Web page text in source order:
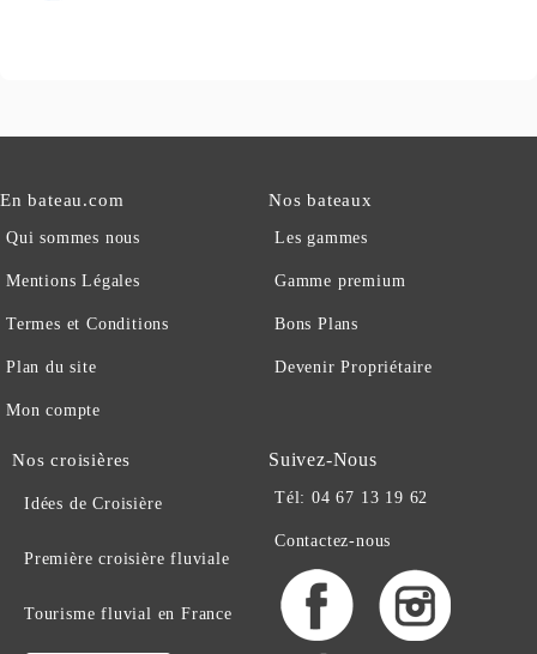
En bateau.com
Qui sommes nous
Mentions Légales
Termes et Conditions
Plan du site
Mon compte
Nos bateaux
Les gammes
Gamme premium
Bons Plans
Devenir Propriétaire
Nos croisières
Idées de Croisière
Première croisière fluviale
Tourisme fluvial en France
Suivez-Nous
Tél: 04 67 13 19 62
Contactez-nous